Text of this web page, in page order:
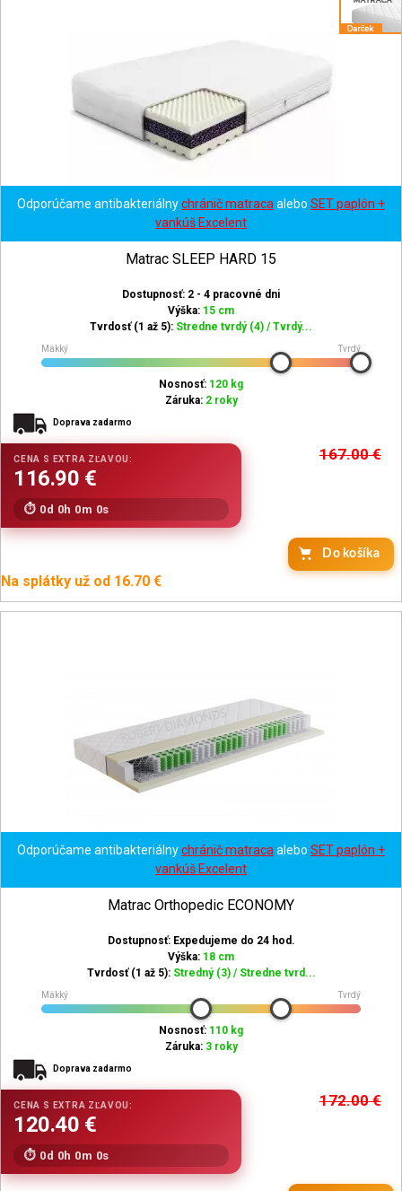
Odporúčame antibakteriálnychránič matraca alebo SET paplón +
vankúš Excelent
Matrac SLEEP HARD 15
Dostupnosť: 2 - 4 pracovné dni
Výška: 15 cm
Tvrdosť (1 až 5): Stredne tvrdý (4) / Tvrdý...
Mäkký Tvrdý
Nosnosť: 120 kg
Záruka: 2 roky
Doprava zadarmo
167.00€
0d 0h 0m 0s
Do košíka
Na splátky už od 16.70 €
Odporúčame antibakteriálnychránič matraca alebo SET paplón +
vankúš Excelent
Matrac Orthopedic ECONOMY
Dostupnosť: Expedujeme do 24 hod.
Výška: 18 cm
Tvrdosť (1 až 5): Stredný (3) / Stredne tvrd...
Mäkký Tvrdý
Nosnosť: 110 kg
Záruka: 3 roky
Doprava zadarmo
172.00€
0d 0h 0m 0s